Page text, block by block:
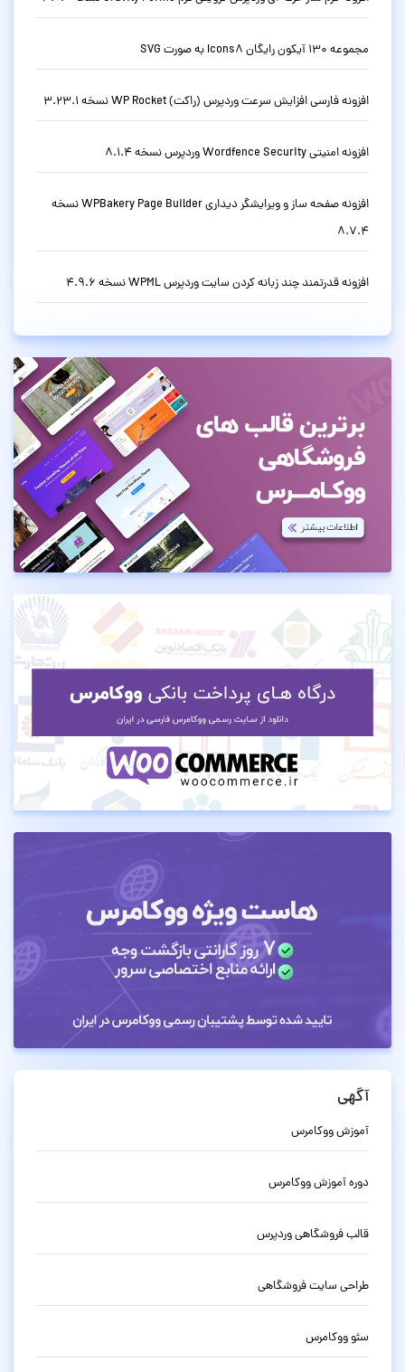
مجموعه 130 آیکون رایگان Icons8 به صورت SVG
افزونه فارسی افزایش سرعت وردپرس (راکت) WP Rocket نسخه 3.23.1
افزونه امنیتی Wordfence Security وردپرس نسخه 8.1.4
افزونه صفحه ساز و ویرایشگر دیداری WPBakery Page Builder نسخه
8.7.4
افزونه قدرتمند چند زبانه کردن سایت وردپرس WPML نسخه 4.9.6
آگهی
آموزش ووکامرس
دوره آموزش ووکامرس
قالب فروشگاهی وردپرس
طراحی سایت فروشگاهی
سئو ووکامرس